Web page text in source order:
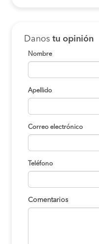
Danos tu opinión
Nombre
Apellido
Correo electrónico
Teléfono
Comentarios